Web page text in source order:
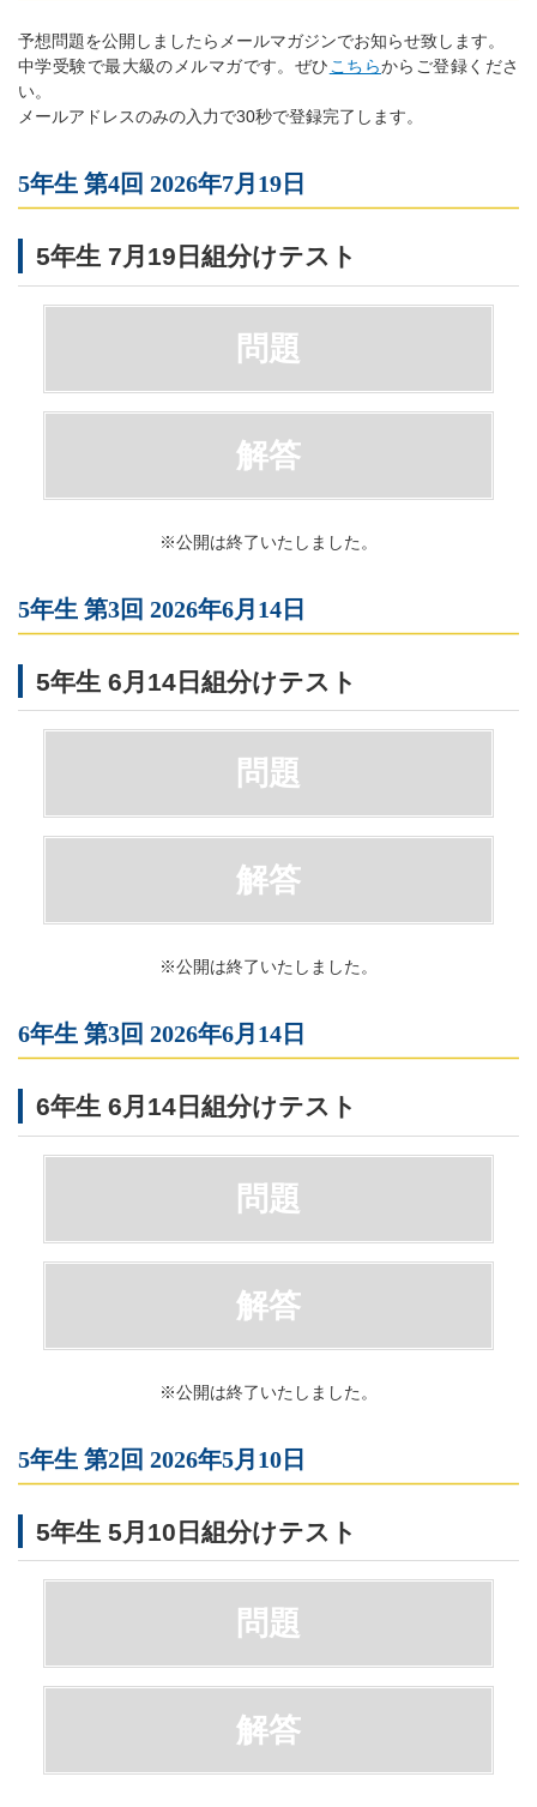
予想問題を公開しましたらメールマガジンでお知らせ致します。
中学受験で最大級のメルマガです。ぜひ こちらからご登録くださ
い。
メールアドレスのみの入力で30秒で登録完了します。
5年生 第4回 2026年7月19日
5年生 7月19日組分けテスト
問題
解答
※公開は終了いたしました。
5年生 第3回 2026年6月14日
5年生 6月14日組分けテスト
問題
解答
※公開は終了いたしました。
6年生 第3回 2026年6月14日
6年生 6月14日組分けテスト
問題
解答
※公開は終了いたしました。
5年生 第2回 2026年5月10日
5年生 5月10日組分けテスト
問題
解答